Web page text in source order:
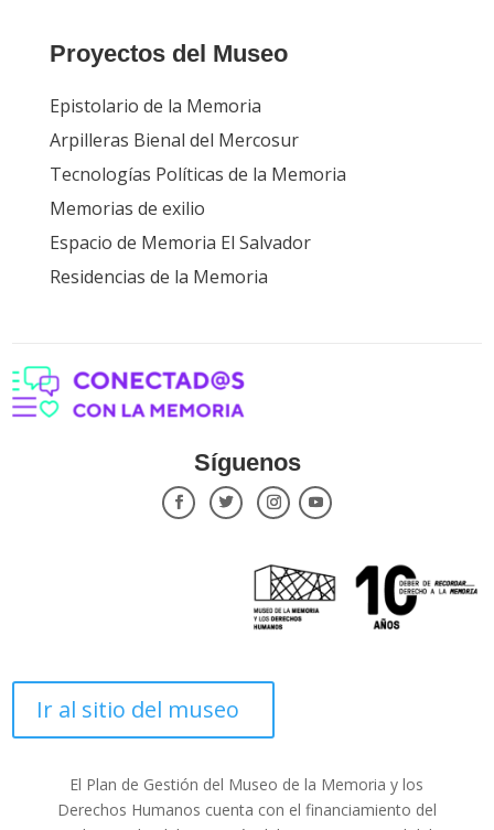
Proyectos del Museo
Epistolario de la Memoria
Arpilleras Bienal del Mercosur
Tecnologías Políticas de la Memoria
Memorias de exilio
Espacio de Memoria El Salvador
Residencias de la Memoria
Síguenos
Ir al sitio del museo
El Plan de Gestión del Museo de la Memoria y los
Derechos Humanos cuenta con el financiamiento del